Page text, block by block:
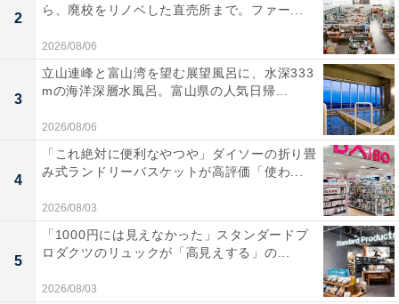
品川のストリングスホテル東京インターコンチネンタル
でも6月1日（金）から7月31日（火）まで「抹茶姫の初
恋ランチブッフェ」が開催。ホテルがターゲットとして
いる20代、30代の女性を“姫”と位置づけた「姫系ランチ
2
ら、廃校をリノベした直売所まで。ファー...
2026/08/06
3
立山連峰と富山湾を望む展望風呂に、水深333
mの海洋深層水風呂。富山県の人気日帰...
2026/08/06
4
「これ絶対に便利なやつや」ダイソーの折り畳
み式ランドリーバスケットが高評価「使わ...
2026/08/03
5
「1000円には見えなかった」スタンダードプ
ロダクツのリュックが「高見えする」の...
2026/08/03